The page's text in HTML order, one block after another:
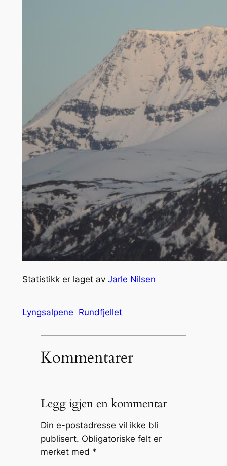
Statistikk er laget av Jarle Nilsen
Lyngsalpene Rundfjellet
Kommentarer
Legg igjen en kommentar
Din e-postadresse vil ikke bli
publisert. Obligatoriske felt er
merket med *